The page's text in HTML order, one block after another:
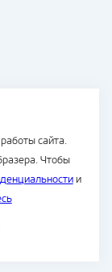
сайта.
Чтобы
и